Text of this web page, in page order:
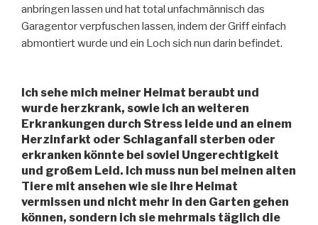
anbringen lassen und hat total unfachmännisch das
Garagentor verpfuschen lassen, indem der Griff einfach
abmontiert wurde und ein Loch sich nun darin befindet.
Ich sehe mich meiner Heimat beraubt und
wurde herzkrank, sowie ich an weiteren
Erkrankungen durch Stress leide und an einem
Herzinfarkt oder Schlaganfall sterben oder
erkranken könnte bei soviel Ungerechtigkeit
und großem Leid. Ich muss nun bei meinen alten
Tiere mit ansehen wie sie ihre Heimat
vermissen und nicht mehr in den Garten gehen
können, sondern ich sie mehrmals täglich die